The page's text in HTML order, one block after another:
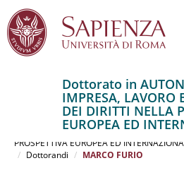
principale
Dottorato in
IMPRESA, LAVORO
DEI DIRITTI NELLA
EUROPEA ED
AUTONOMIA PRIVATA, IMPRESA,
PROSPETTIVA EUROPEA ED
Dottorandi
MARCO FURIO